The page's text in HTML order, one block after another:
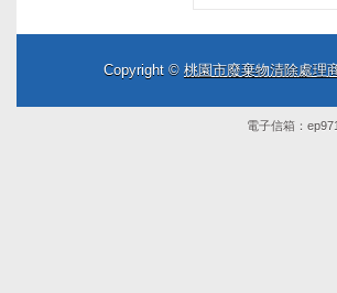
Copyright © 桃園市廢棄物清除處理
電子信箱：